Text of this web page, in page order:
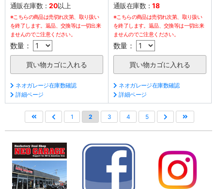
通販在庫数：20以上
※こちらの商品は売切れ次第、取り扱い
を終了します。返品、交換等は一切出来
ませんのでご注意ください。
数量：
ネオガレージ在庫数確認
詳細ページ
通販在庫数：18
※こちらの商品は売切れ次第、取り扱い
を終了します。返品、交換等は一切出来
ませんのでご注意ください。
数量：
ネオガレージ在庫数確認
詳細ページ
1 2 3 4 5